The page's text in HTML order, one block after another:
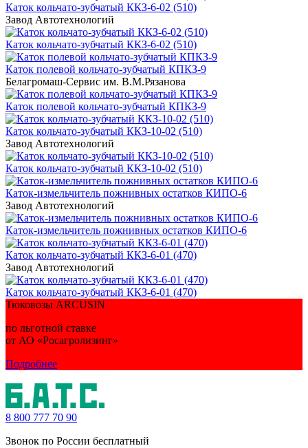
Каток кольчато-зубчатый ККЗ-6-02 (510)
Завод Автотехнологий
Каток кольчато-зубчатый ККЗ-6-02 (510)
Каток полевой кольчато-зубчатый КПКЗ-9
Белагромаш-Сервис им. В.М.Рязанова
Каток полевой кольчато-зубчатый КПКЗ-9
Каток кольчато-зубчатый ККЗ-10-02 (510)
Завод Автотехнологий
Каток кольчато-зубчатый ККЗ-10-02 (510)
Каток-измельчитель пожнивных остатков КИПО-6
Завод Автотехнологий
Каток-измельчитель пожнивных остатков КИПО-6
Каток кольчато-зубчатый ККЗ-6-01 (470)
Завод Автотехнологий
Каток кольчато-зубчатый ККЗ-6-01 (470)
Тюковозы ARCUSIN
по льготной ставке
от АО «Росагролизинг»
Подробнее
8 800 777 70 90
Звонок по России бесплатный